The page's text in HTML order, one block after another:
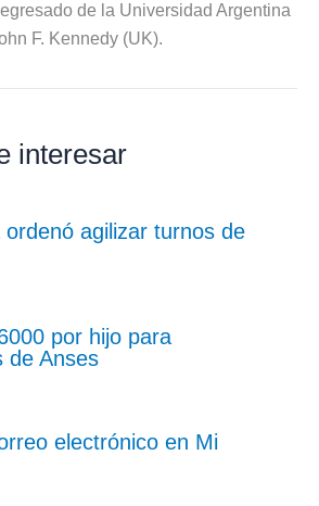
de la Universidad Argentina
F. Kennedy (UK).
interesar
ordenó agilizar turnos de
por hijo para
de Anses
electrónico en Mi